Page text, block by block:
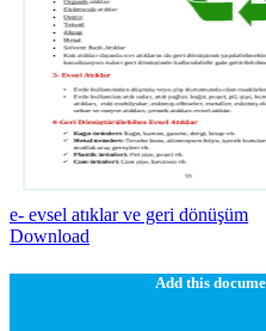
e- evsel atıklar ve geri dönüşüm
Download
Add this